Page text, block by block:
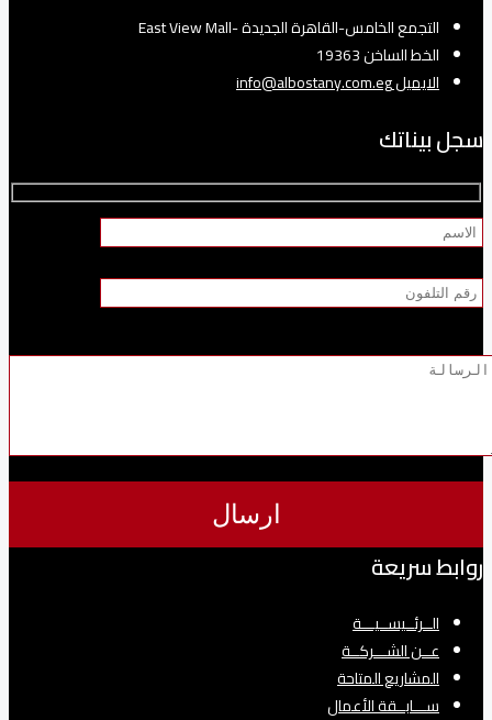
التجمع الخامس-القاهرة الجديدة -East View Mall
الخط الساخن 19363
الايميل info@albostany.com.eg
سجل بيناتك
روابط سريعة
الــرئــيســيـــة
عــن الشـــركــة
المشاريع المتاحة
ســـابــقة الأعمال